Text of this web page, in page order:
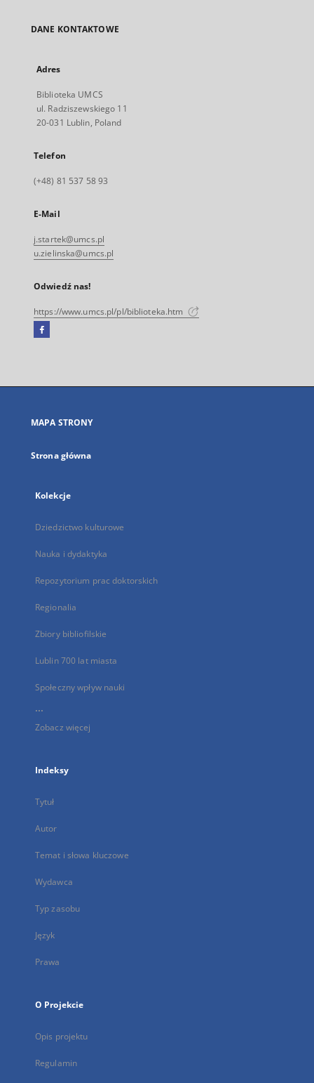
DANE KONTAKTOWE
Adres
Biblioteka UMCS
ul. Radziszewskiego 11
20-031 Lublin, Poland
Telefon
(+48) 81 537 58 93
E-Mail
j.startek@umcs.pl
u.zielinska@umcs.pl
Odwiedź nas!
https://www.umcs.pl/pl/biblioteka.htm
Facebook
się
karcie
MAPA STRONY
Strona główna
Kolekcje
Dziedzictwo kulturowe
Nauka i dydaktyka
Repozytorium prac doktorskich
Regionalia
Zbiory bibliofilskie
Lublin 700 lat miasta
Społeczny wpływ nauki
...
Zobacz więcej
Indeksy
Tytuł
Autor
Temat i słowa kluczowe
Wydawca
Typ zasobu
Język
Prawa
O Projekcie
Opis projektu
Regulamin